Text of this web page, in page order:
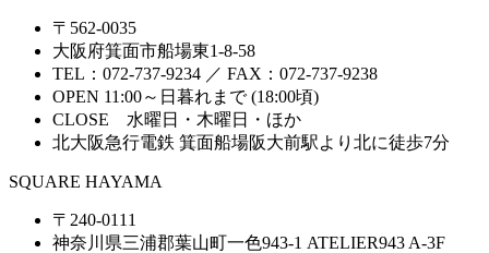
〒562-0035
大阪府箕面市船場東1-8-58
TEL：072-737-9234 ／ FAX：072-737-9238
OPEN 11:00～日暮れまで (18:00頃)
CLOSE 水曜日・木曜日・ほか
北大阪急行電鉄 箕面船場阪大前駅より北に徒歩7分
SQUARE HAYAMA
〒240-0111
神奈川県三浦郡葉山町一色943-1 ATELIER943 A-3F